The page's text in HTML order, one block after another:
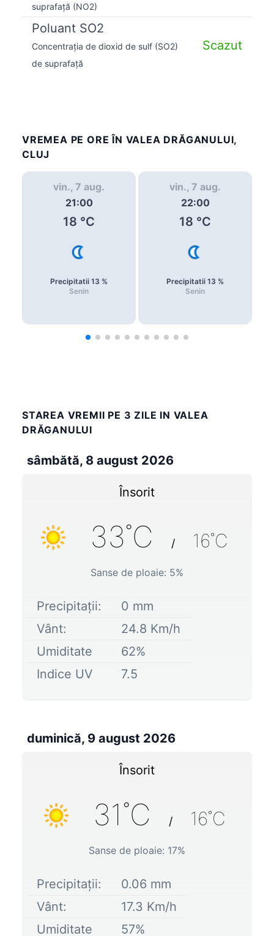
suprafață (NO2)
Poluant SO2
Concentrația de dioxid de sulf (SO2)
de suprafață
Scazut
VREMEA PE ORE ÎN VALEA DRĂGANULUI,
CLUJ
vin., 7 aug.
21:00
18 °C
Precipitatii 13 %
Senin
vin., 7 aug.
22:00
18 °C
Precipitatii 13 %
Senin
STAREA VREMII PE 3 ZILE IN VALEA
DRĂGANULUI
sâmbătă, 8 august 2026
Însorit
33˚C / 16˚C
Sanse de ploaie: 5%
Precipitații: 0 mm
Vânt:
24.8 Km/h
Umiditate
62%
Indice UV
7.5
duminică, 9 august 2026
Însorit
31˚C / 16˚C
Sanse de ploaie: 17%
Precipitații: 0.06 mm
Vânt:
17.3 Km/h
Umiditate
57%